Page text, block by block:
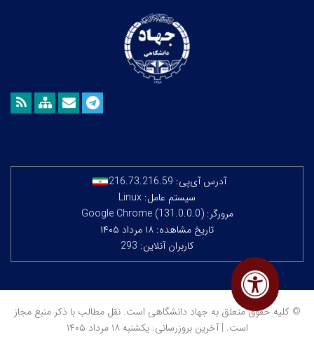
آدرس آی‌پی: 216.73.216.59
سیستم عامل: Linux
مرورگر: Google Chrome (131.0.0.0)
تاریخ مشاهده: ۱۸ مرداد ۱۴۰۵
کاربران آنلاین: 293
© کلیه حقوق متعلق به جهاد دانشگاهی است. نقل مطالب با ذکر منبع مجاز
است. | آخرین بروزرسانی: یکشنبه ۱۸ مرداد ۱۴۰۵